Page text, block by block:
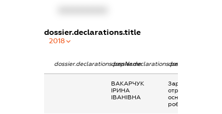
dossier.declarations.title
2018
dossier.declarations.pepNamedossier.declarations.personName
ВАКАРЧУК
ІРИНА
ІВАНІВНА
Заробітна плата
отримана за
основним місцем
роботи